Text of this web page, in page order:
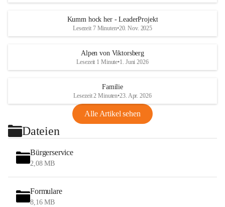
Kumm hock her - LeaderProjekt
Lesezeit 7 Minuten•20. Nov. 2025
Alpen von Viktorsberg
Lesezeit 1 Minute•1. Juni 2026
Familie
Lesezeit 2 Minuten•23. Apr. 2026
Alle Artikel sehen
Dateien
Bürgerservice
2,08 MB
Formulare
8,16 MB